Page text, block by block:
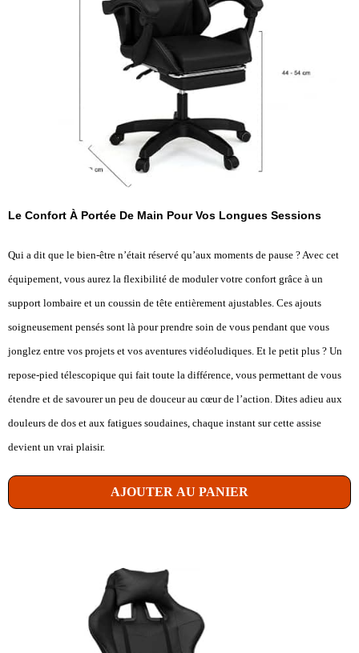
Le Confort À Portée De Main Pour Vos Longues Sessions
Qui a dit que le bien-être n’était réservé qu’aux moments de pause ? Avec cet
équipement, vous aurez la flexibilité de moduler votre confort grâce à un
support lombaire et un coussin de tête entièrement ajustables. Ces ajouts
soigneusement pensés sont là pour prendre soin de vous pendant que vous
jonglez entre vos projets et vos aventures vidéoludiques. Et le petit plus ? Un
repose-pied télescopique qui fait toute la différence, vous permettant de vous
étendre et de savourer un peu de douceur au cœur de l’action. Dites adieu aux
douleurs de dos et aux fatigues soudaines, chaque instant sur cette assise
devient un vrai plaisir.
AJOUTER AU PANIER